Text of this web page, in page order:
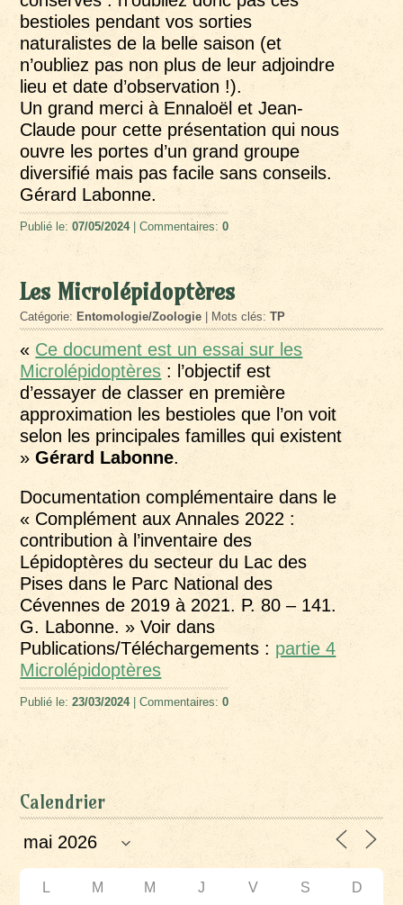
bestioles pendant vos sorties
naturalistes de la belle saison (et
n’oubliez pas non plus de leur adjoindre
lieu et date d’observation !).
Un grand merci à Ennaloël et Jean-
Claude pour cette présentation qui nous
ouvre les portes d’un grand groupe
diversifié mais pas facile sans conseils.
Gérard Labonne.
Publié le:07/05/2024| Commentaires:0
Les Microlépidoptères
Catégorie: Entomologie/Zoologie | Mots clés:TP
« Ce document est un essai sur les
Microlépidoptères : l’objectif est
d’essayer de classer en première
approximation les bestioles que l’on voit
selon les principales familles qui existent
»Gérard Labonne.
Documentation complémentaire dans le
« Complément aux Annales 2022 :
contribution à l’inventaire des
Lépidoptères du secteur du Lac des
Pises dans le Parc National des
Cévennes de 2019 à 2021. P. 80 – 141.
G. Labonne. » Voir dans
Publications/Téléchargements : partie 4
Microlépidoptères
Publié le:23/03/2024| Commentaires:0
Calendrier
L M M J V S D